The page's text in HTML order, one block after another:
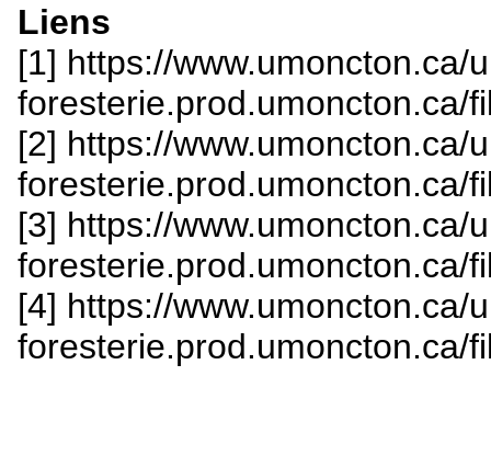
Liens
[1] https://www.umoncton.ca/
foresterie.prod.umoncton.ca/
[2] https://www.umoncton.ca/
foresterie.prod.umoncton.ca/
[3] https://www.umoncton.ca/
foresterie.prod.umoncton.ca/
[4] https://www.umoncton.ca/
foresterie.prod.umoncton.ca/